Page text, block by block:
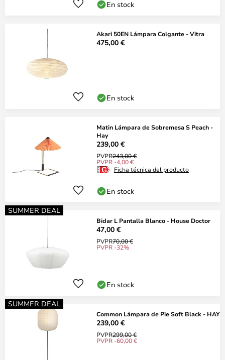
En stock
Akari 50EN Lámpara Colgante - Vitra
475,00 €
En stock
Matin Lámpara de Sobremesa S Peach -
Hay
239,00 €
PVPR243,00 €
PVPR -4,00 €
Ficha técnica del producto
En stock
SUMMER DEAL
Bidar L Pantalla Blanco - House Doctor
47,00 €
PVPR70,00 €
PVPR -32%
En stock
SUMMER DEAL
Common Lámpara de Pie Soft Black - HAY
239,00 €
PVPR299,00 €
PVPR -60,00 €